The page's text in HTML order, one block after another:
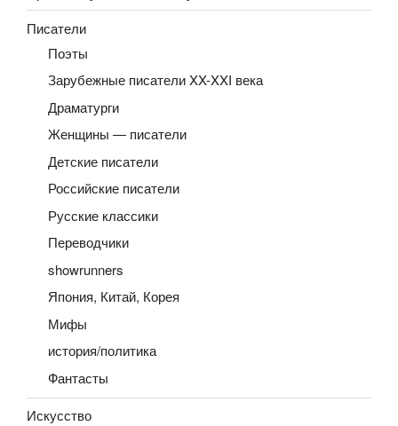
Писатели
Поэты
Зарубежные писатели XX-XXI века
Драматурги
Женщины — писатели
Детские писатели
Российские писатели
Русские классики
Переводчики
showrunners
Япония, Китай, Корея
Мифы
история/политика
Фантасты
Искусство